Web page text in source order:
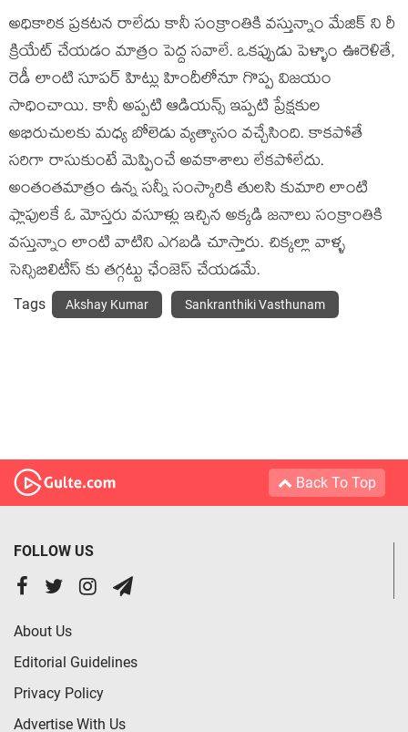
అధికారిక ప్రకటన రాలేదు కానీ సంక్రాంతికి వస్తున్నాం మేజిక్ ని రీ
క్రియేట్ చేయడం మాత్రం పెద్ద సవాలే. ఒకప్పుడు పెళ్ళాం ఊరెళితే,
రెడీ లాంటి సూపర్ హిట్లు హిందీలోనూ గొప్ప విజయం
సాధించాయి. కానీ అప్పటి ఆడియన్స్ ఇప్పటి ప్రేక్షకుల
అభిరుచులకు మధ్య బోలెడు వ్యత్యాసం వచ్చేసింది. కాకపోతే
సరిగా రాసుకుంటే మెప్పించే అవకాశాలు లేకపోలేదు.
అంతంతమాత్రం ఉన్న సన్నీ సంస్కారికి తులసి కుమారి లాంటి
ఫ్లాపులకే ఓ మోస్తరు వసూళ్లు ఇచ్చిన అక్కడి జనాలు సంక్రాంతికి
వస్తున్నాం లాంటి వాటిని ఎగబడి చూస్తారు. చిక్కల్లా వాళ్ళ
సెన్సిబిలిటీస్ కు తగ్గట్టు ఛేంజెస్ చేయడమే.
Tags Akshay Kumar Sankranthiki Vasthunam
Back To Top
FOLLOW US
About Us
Editorial Guidelines
Privacy Policy
Advertise With Us